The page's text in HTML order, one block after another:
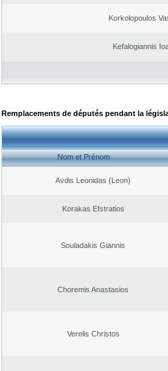
Korkolopoulos
Kefalogiannis
Remplacements de députés pendant la
Nom et Prénom
Avdis Leonidas (Leon)
Korakas Efstratios
Souladakis Giannis
Choremis Anastasios
Verelis Christos